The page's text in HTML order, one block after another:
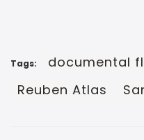
Tags: documental
Reuben Atlas